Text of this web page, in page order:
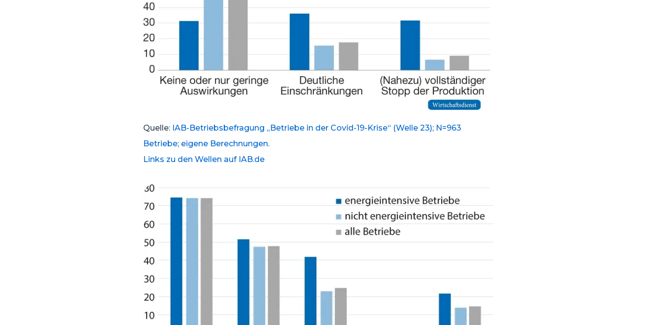
Quelle: IAB-Betriebsbefragung „Betriebe in der Covid-19-Krise“ (Welle 23); N=963
Betriebe; eigene Berechnungen.
Links zu den Wellen auf IAB.de